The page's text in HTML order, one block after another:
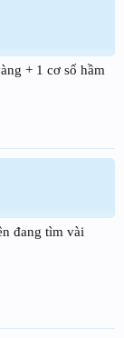
+ 1 cơ số hầm
đang tìm vài